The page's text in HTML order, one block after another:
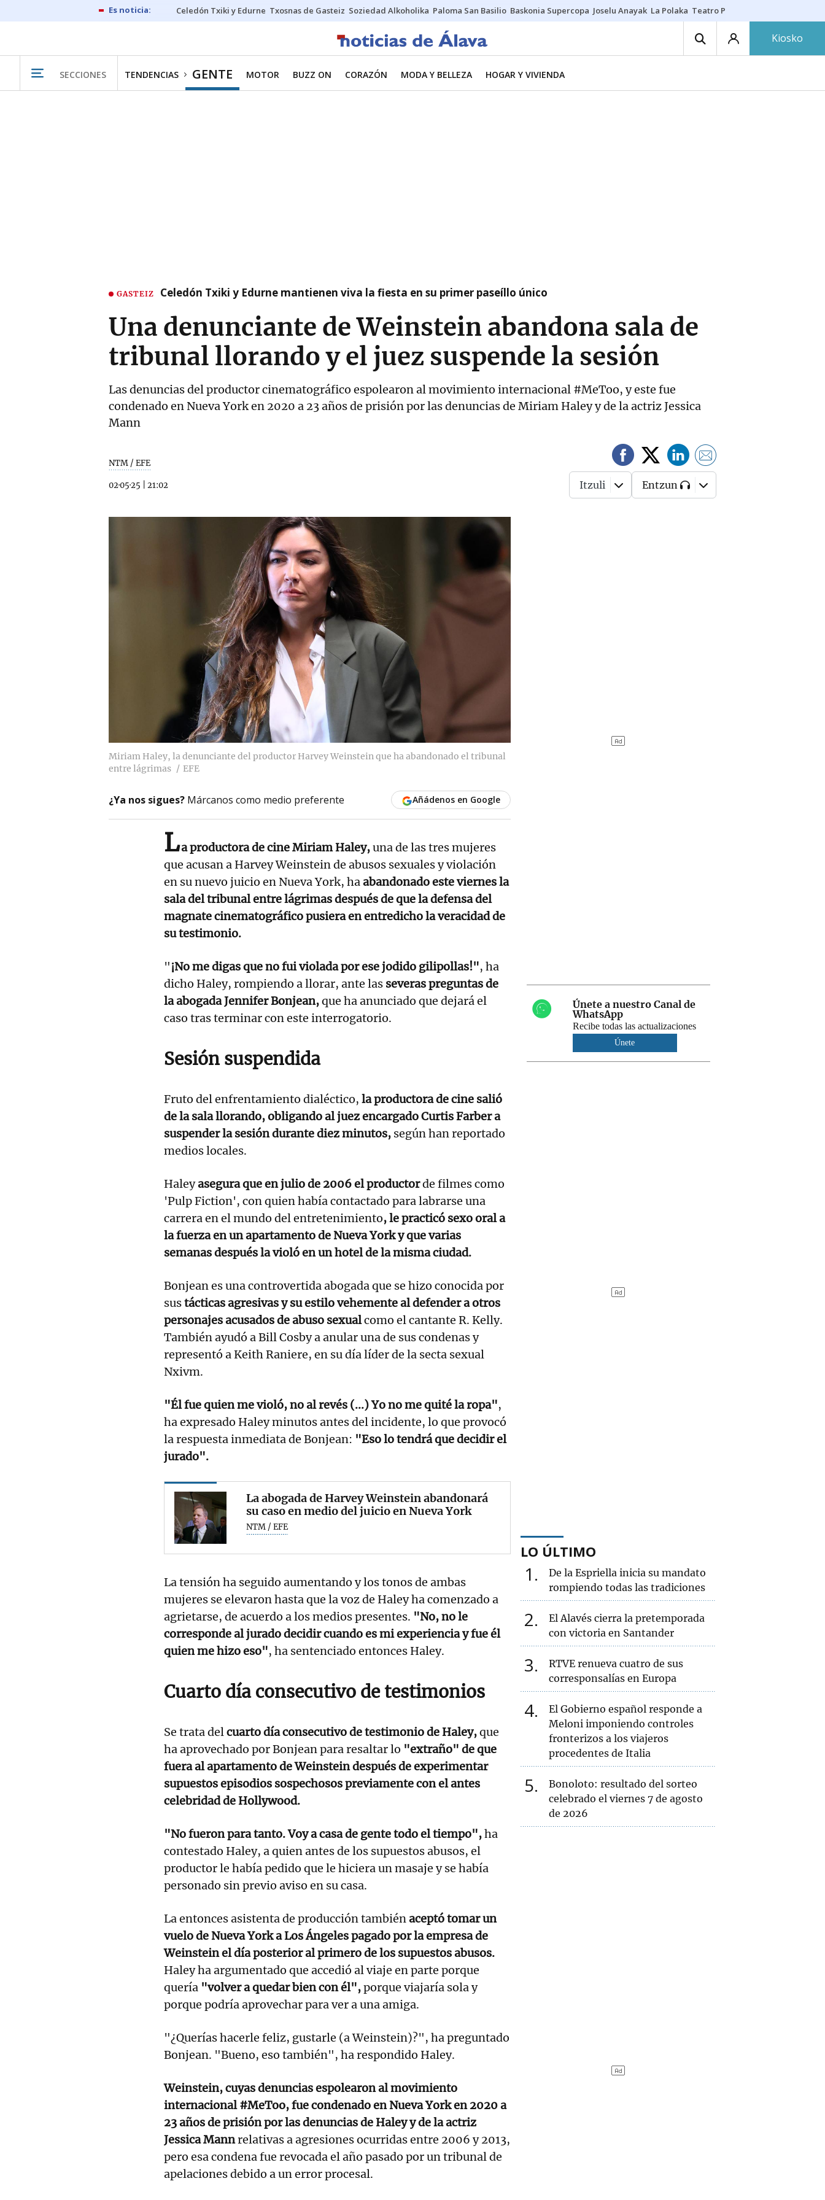
Celedón Txiki y Edurne Txosnas de Gasteiz Soziedad Alkoholika Paloma San Basilio Baskonia Supercopa Joselu Anayak La Polaka Teatro Principal
Kiosko
SECCIONES TENDENCIAS GENTE MOTOR BUZZ ON CORAZÓN MODA Y BELLEZA HOGAR Y VIVIENDA
GASTEIZ Celedón Txiki y Edurne mantienen viva la fiesta en su primer paseíllo único
Una denunciante de Weinstein abandona sala de
tribunal llorando y el juez suspende la sesión
Las denuncias del productor cinematográfico espolearon al movimiento internacional #MeToo, y este fue
condenado en Nueva York en 2020 a 23 años de prisión por las denuncias de Miriam Haley y de la actriz Jessica
Mann
NTM / EFE
02·05·25 21:02 Itzuli Entzun
Miriam Haley, la denunciante del productor Harvey Weinstein que ha abandonado el tribunal
entre lágrimas
EFE
¿Ya nos sigues? Márcanos como medio preferente Añádenos en Google
La productora de cine Miriam Haley,una de las tres mujeres
que acusan a Harvey Weinstein de abusos sexuales y violación
en su nuevo juicio en Nueva York, haabandonado este viernes la
sala del tribunal entre lágrimas después de que la defensa del
magnate cinematográfico pusiera en entredicho la veracidad de
su testimonio.
"¡No me digas que no fui violada por ese jodido gilipollas!", ha
dicho Haley, rompiendo a llorar, ante las severas preguntas de
la abogada Jennifer Bonjean,que ha anunciado que dejará el
caso tras terminar con este interrogatorio.
Sesión suspendida
Fruto del enfrentamiento dialéctico, la productora de cine salió
de la sala llorando, obligando al juez encargado Curtis Farber a
suspender la sesión durante diez minutos, según han reportado
medios locales.
Haleyasegura que en julio de 2006 el productorde filmes como
'Pulp Fiction', con quien había contactado para labrarse una
carrera en el mundo del entretenimiento, le practicó sexo oral a
la fuerza en un apartamento de Nueva York y que varias
semanas después la violó en un hotel de la misma ciudad.
Bonjean es una controvertida abogada que se hizo conocida por
sustácticas agresivas y su estilo vehemente al defender a otros
personajes acusados de abuso sexualcomo el cantante R. Kelly.
También ayudó a Bill Cosby a anular una de sus condenas y
representó a Keith Raniere, en su día líder de la secta sexual
Nxivm.
"Él fue quien me violó, no al revés (...) Yo no me quité la ropa",
ha expresado Haley minutos antes del incidente, lo que provocó
la respuesta inmediata de Bonjean: "Eso lo tendrá que decidir el
jurado".
La abogada de Harvey Weinstein abandonará
su caso en medio del juicio en Nueva York
NTM / EFE
La tensión ha seguido aumentando y los tonos de ambas
mujeres se elevaron hasta que la voz de Haley ha comenzado a
agrietarse, de acuerdo a los medios presentes. "No, no le
corresponde al jurado decidir cuando es mi experiencia y fue él
quien me hizo eso", ha sentenciado entonces Haley.
Cuarto día consecutivo de testimonios
Se trata delcuarto día consecutivo de testimonio de Haley,que
ha aprovechado por Bonjean para resaltar lo "extraño" de que
fuera al apartamento de Weinstein después de experimentar
supuestos episodios sospechosos previamente con el antes
celebridad de Hollywood.
"No fueron para tanto. Voy a casa de gente todo el tiempo",ha
contestado Haley, a quien antes de los supuestos abusos, el
productor le había pedido que le hiciera un masaje y se había
personado sin previo aviso en su casa.
La entonces asistenta de producción tambiénaceptó tomar un
vuelo de Nueva York a Los Ángeles pagado por la empresa de
Weinstein el día posterior al primero de los supuestos abusos.
Haley ha argumentado que accedió al viaje en parte porque
quería "volver a quedar bien con él",porque viajaría sola y
porque podría aprovechar para ver a una amiga.
"¿Querías hacerle feliz, gustarle (a Weinstein)?", ha preguntado
Bonjean. "Bueno, eso también", ha respondido Haley.
Weinstein, cuyas denuncias espolearon al movimiento
internacional #MeToo, fue condenado en Nueva York en 2020 a
23 años de prisión por las denuncias de Haley y de la actriz
Jessica Mannrelativas a agresiones ocurridas entre 2006 y 2013,
pero esa condena fue revocada el año pasado por un tribunal de
apelaciones debido a un error procesal.
Únete a nuestro Canal de
WhatsApp
Recibe todas las actualizaciones
Únete
LO ÚLTIMO
1
De la Espriella inicia su mandato
rompiendo todas las tradiciones
2
El Alavés cierra la pretemporada
con victoria en Santander
3
RTVE renueva cuatro de sus
corresponsalías en Europa
4
El Gobierno español responde a
Meloni imponiendo controles
fronterizos a los viajeros
procedentes de Italia
5
Bonoloto: resultado del sorteo
celebrado el viernes 7 de agosto
de 2026